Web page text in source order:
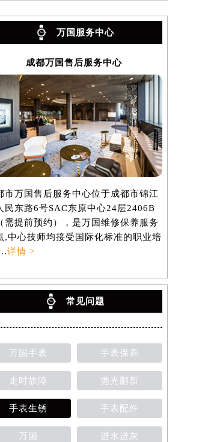
万国服务中心
成都万国售后服务中心
市万国售后服务中心位于成都市锦江
民东路6号SAC东原中心24层2406B
需提前预约），是万国维修保养服务
,中心技师均接受国际化标准的职业培
详情 >
常见问题
万国手表 手表保养
走时故障 抛光翻新
手表生锈 手表配件
万国 进水进灰